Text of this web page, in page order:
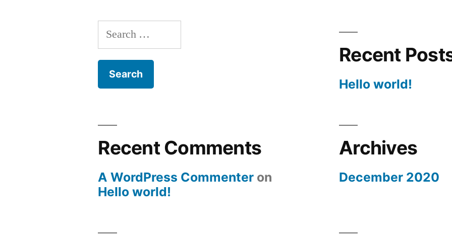
Search
for:
Recent
Hello world!
Recent Comments
A WordPress Commenter on
Hello world!
Archives
December 2020